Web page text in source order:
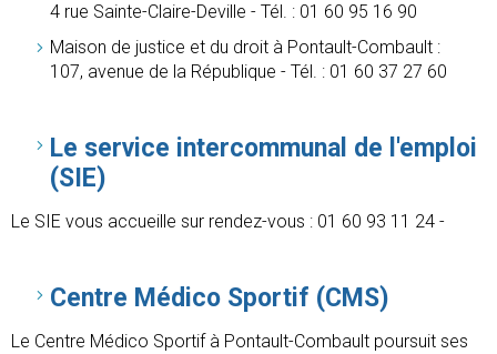
4 rue Sainte-Claire-Deville - Tél. : 01 60 95 16 90
Maison de justice et du droit à Pontault-Combault :
107, avenue de la République - Tél. : 01 60 37 27 60
Le service intercommunal de l'emploi
(SIE)
Le SIE vous accueille sur rendez-vous : 01 60 93 11 24 -
Centre Médico Sportif (CMS)
Le Centre Médico Sportif à Pontault-Combault poursuit ses